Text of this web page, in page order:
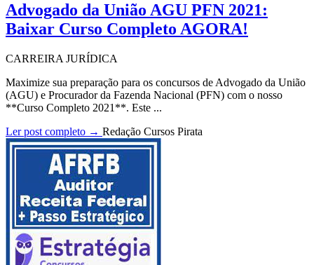
Advogado da União AGU PFN 2021:
Baixar Curso Completo AGORA!
CARREIRA JURÍDICA
Maximize sua preparação para os concursos de Advogado da União
(AGU) e Procurador da Fazenda Nacional (PFN) com o nosso
**Curso Completo 2021**. Este ...
Ler post completo → Redação Cursos Pirata